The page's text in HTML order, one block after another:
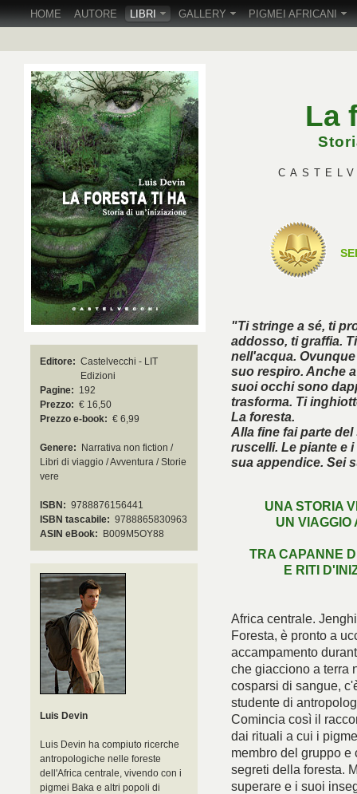
Editore: Castelvecchi - LIT
Edizioni
Pagine: 192
Prezzo: € 16,50
Prezzo e-book: € 6,99
Genere: Narrativa non fiction /
Libri di viaggio / Avventura / Storie
vere
ISBN: 9788876156441
ISBN tascabile: 9788865830963
ASIN eBook: B009M5OY88
Luis Devin
Luis Devin ha compiuto ricerche
antropologiche nelle foreste
dell'Africa centrale, vivendo con i
pigmei Baka e altri popoli di
La
È
"Ti stringe a sé, ti
addosso, ti graffia.
nell'acqua.
suo respiro. Anche
suoi occhi sono
trasforma. Ti
La foresta.
Alla fine fai parte
ruscelli. Le piante e
sua appendice. Sei
UNA STORIA
UN VIAGGIO
TRA CAPANNE
E RITI
Africa centrale.
Foresta, è pronto a
accampamento
che giacciono a terra
cosparsi di sangue,
studente di
Comincia così il
dai rituali a cui i
membro del gruppo
segreti della foresta.
superare e i suoi
HOME AUTORE LIBRI GALLERY PIGMEI AFRICANI